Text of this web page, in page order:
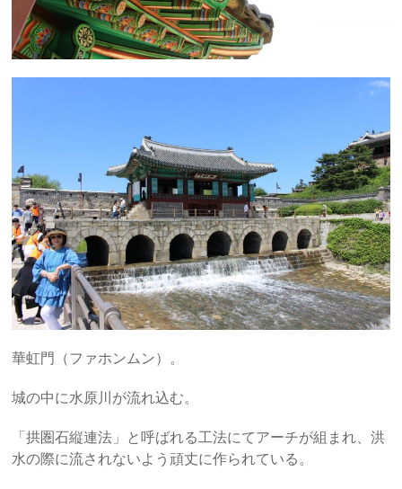
華虹門（ファホンムン）。
城の中に水原川が流れ込む。
「拱圏石縦連法」と呼ばれる工法にてアーチが組まれ、洪
水の際に流されないよう頑丈に作られている。